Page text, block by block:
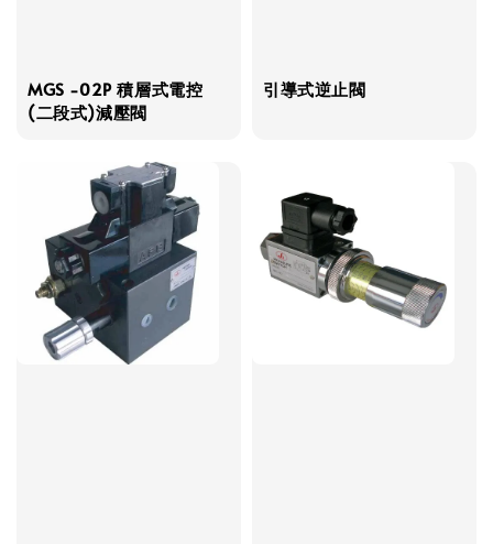
MGS -02P 積層式電控
(二段式)減壓閥
引導式逆止閥